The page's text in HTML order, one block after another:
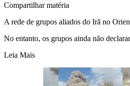
Compartilhar matéria
A rede de grupos aliados do Irã no
No entanto, os grupos ainda não
Leia Mais